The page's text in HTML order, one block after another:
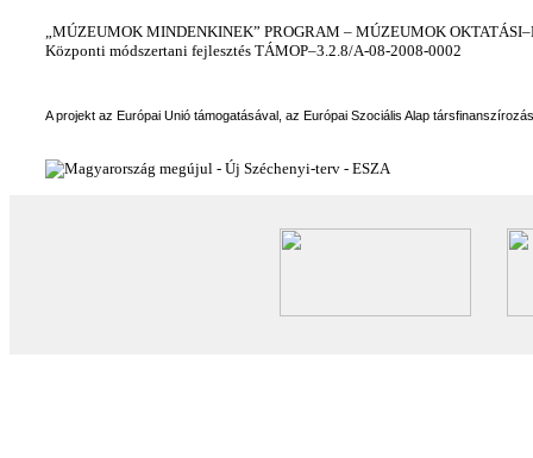
„MÚZEUMOK MINDENKINEK” PROGRAM – MÚZEUMOK
Központi módszertani fejlesztés TÁMOP–3.2.8/A-08-2008-0002
A projekt az Európai Unió támogatásával, az Európai Szociális Alap